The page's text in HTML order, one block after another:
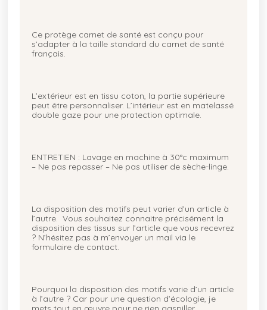
Ce protège carnet de santé est conçu pour
s’adapter à la taille standard du carnet de santé
français.
L’extérieur est en tissu coton, la partie supérieure
peut être personnaliser. L’intérieur est en matelassé
double gaze pour une protection optimale.
ENTRETIEN : Lavage en machine à 30°c maximum
– Ne pas repasser – Ne pas utiliser de sèche-linge.
La disposition des motifs peut varier d’un article à
l’autre. Vous souhaitez connaitre précisément la
disposition des tissus sur l’article que vous recevrez
? N’hésitez pas à m’envoyer un mail via le
formulaire de contact.
Pourquoi la disposition des motifs varie d’un article
à l’autre ? Car pour une question d’écologie, je